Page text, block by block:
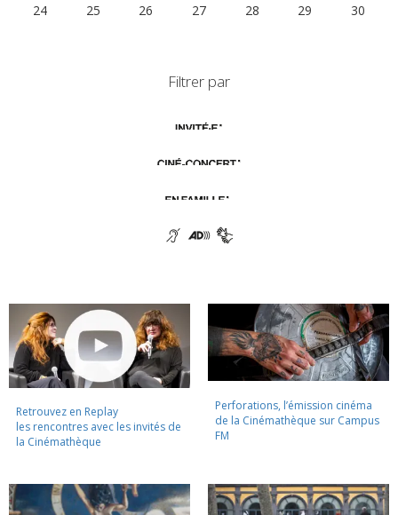
24
25 26 27 28 29 30
Filtrer par
Retrouvez en Replay
les rencontres avec les invités de
la Cinémathèque
Perforations, l’émission cinéma
de la Cinémathèque sur Campus
FM